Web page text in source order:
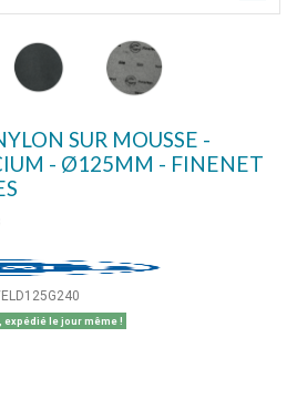
SUR MOUSSE -
- Ø125MM - FINENET
expédié le jour même !